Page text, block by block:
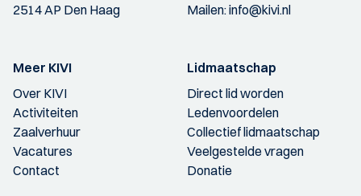
2514 AP Den Haag
Mailen:info@kivi.nl
Meer KIVI
Over KIVI
Activiteiten
Zaalverhuur
Vacatures
Contact
Lidmaatschap
Direct lid worden
Ledenvoordelen
Collectief lidmaatschap
Veelgestelde vragen
Donatie